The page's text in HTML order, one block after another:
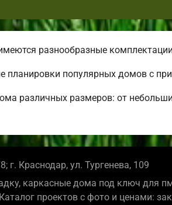
разнообразные
планировки популярных домов с
различных размеров: от
г. Краснодар, ул. Тургенева, 109
каркасные дома под ключ для
проектов с фото и ценами: